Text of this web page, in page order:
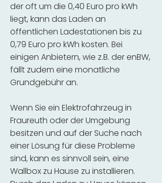
der oft um die 0,40 Euro pro kWh
liegt, kann das Laden an
öffentlichen Ladestationen bis zu
0,79 Euro pro kWh kosten. Bei
einigen Anbietern, wie z.B. der enBW,
fällt zudem eine monatliche
Grundgebühr an.
Wenn Sie ein Elektrofahrzeug in
Fraureuth oder der Umgebung
besitzen und auf der Suche nach
einer Lösung für diese Probleme
sind, kann es sinnvoll sein, eine
Wallbox zu Hause zu installieren.